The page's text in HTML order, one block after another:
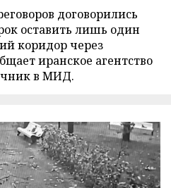
договорились
оставить лишь один
коридор через
иранское агентство
в МИД.